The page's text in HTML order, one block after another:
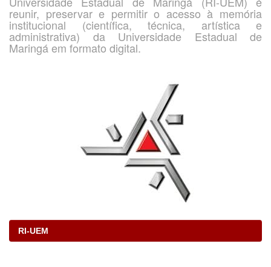
reunir, preservar e permitir o acesso à memória
institucional (científica, técnica, artística e
administrativa) da Universidade Estadual de
Maringá em formato digital.
RI-UEM